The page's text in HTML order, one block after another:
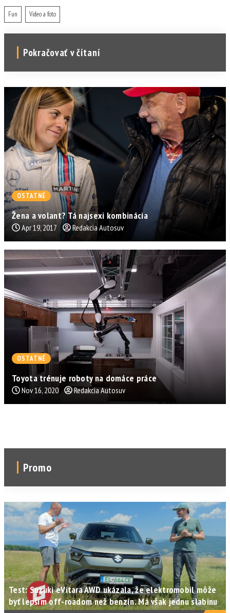
Fun Video a foto
Pokračovať v čítaní
OSTATNÉ
Žena a volant? Tá najsexi kombinácia
Apr 19, 2017 Redakcia Autosuv
OSTATNÉ
Toyota trénuje roboty na domáce práce
Nov 16, 2020 Redakcia Autosuv
Promo
Test: Suzuki eVitara AWD ukázala, že elektromobil môže
byť lepším off-roadom než benzín. Má však jednu slabinu